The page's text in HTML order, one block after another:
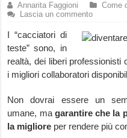
Annarita Faggioni Come
Lascia un commento
I “cacciatori di
teste” sono, in
realtà, dei liberi professionisti
i migliori collaboratori
Non dovrai essere un
umane, ma garantire che la
la migliore per rendere più